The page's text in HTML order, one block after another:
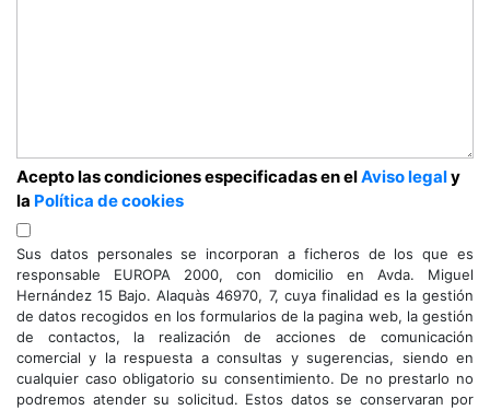
Acepto las condiciones especificadas en elAviso legaly
la Política de cookies
Sus datos personales se incorporan a ficheros de los que es
responsable EUROPA 2000, con domicilio en Avda. Miguel
Hernández 15 Bajo. Alaquàs 46970, 7, cuya finalidad es la gestión
de datos recogidos en los formularios de la pagina web, la gestión
de contactos, la realización de acciones de comunicación
comercial y la respuesta a consultas y sugerencias, siendo en
cualquier caso obligatorio su consentimiento. De no prestarlo no
podremos atender su solicitud. Estos datos se conservaran por